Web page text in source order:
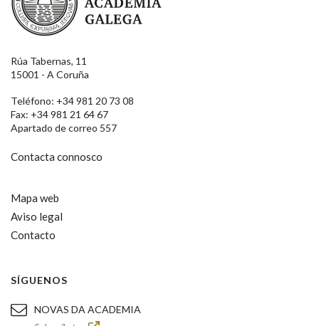
Rúa Tabernas, 11
15001 - A Coruña
Teléfono: +34 981 20 73 08
Fax: +34 981 21 64 67
Apartado de correo 557
Contacta connosco
Mapa web
Aviso legal
Contacto
SÍGUENOS
NOVAS DA ACADEMIA